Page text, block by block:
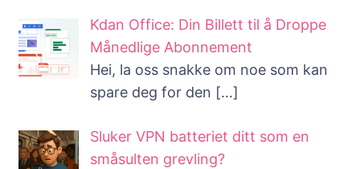
Kdan Office: Din Billett til å Droppe
Månedlige Abonnement
Hei, la oss snakke om noe som kan
spare deg for den […]
Sluker VPN batteriet ditt som en
småsulten grevling?